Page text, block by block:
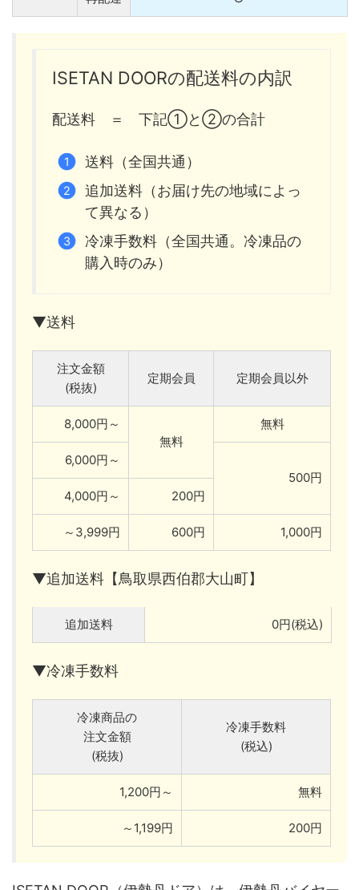
ISETAN DOORの配送料の内訳
配送料 ＝ 下記①と②の合計
送料（全国共通）
追加送料（お届け先の地域によっ
て異なる）
冷凍手数料（全国共通。冷凍品の
購入時のみ）
▼送料
注文金額
(税抜)
定期会員 定期会員以外
8,000円～
無料
無料
6,000円～
500円
4,000円～
200円
～3,999円 600円 1,000円
▼追加送料【鳥取県西伯郡大山町】
追加送料 0円(税込)
▼冷凍手数料
冷凍商品の
注文金額
(税抜)
冷凍手数料
(税込)
1,200円～ 無料
～1,199円 200円